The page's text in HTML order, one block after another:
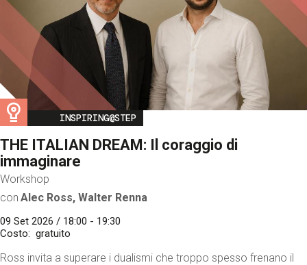
Image
INSPIRING@STEP
THE ITALIAN DREAM: Il coraggio di
immaginare
Workshop
con Alec Ross, Walter Renna
09 Set 2026 / 18:00 - 19:30
Costo
gratuito
Ross invita a superare i dualismi che troppo spesso frenano il